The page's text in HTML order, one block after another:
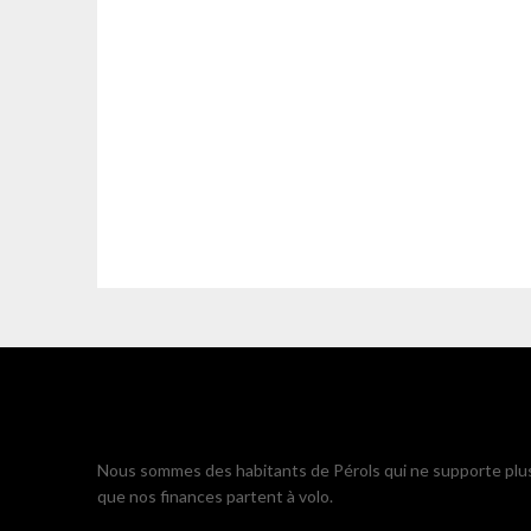
Nous sommes des habitants de Pérols qui ne supporte
que nos finances partent à volo.